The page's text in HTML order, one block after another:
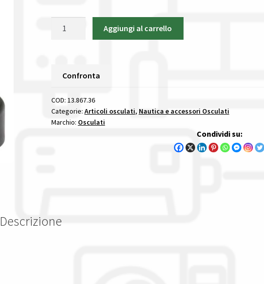
Snodato
240
Mm
faretto
Aggiungi al carrello
Confronta
COD: 13.867.36
Categorie: Articoli osculati, Nautica e accessori Osculati
Marchio: Osculati
Condividi su:
Descrizione